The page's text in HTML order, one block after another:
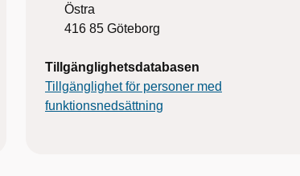
Östra
416 85 Göteborg
Tillgänglighetsdatabasen
Tillgänglighet för personer med
funktionsnedsättning